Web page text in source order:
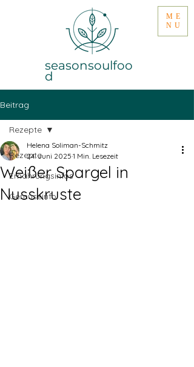
ME
NU
seasonsoulfoo
d
Beitrag
Rezepte
Ernährungsinfos
Gemüseinfo
Rezepte
Weißer Spargel in
Nusskruste
Helena Soliman-Schmitz
24. Juni 2025 1 Min. Lesezeit